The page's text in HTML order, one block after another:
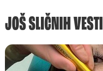
JOŠ SLIČNIH VESTI